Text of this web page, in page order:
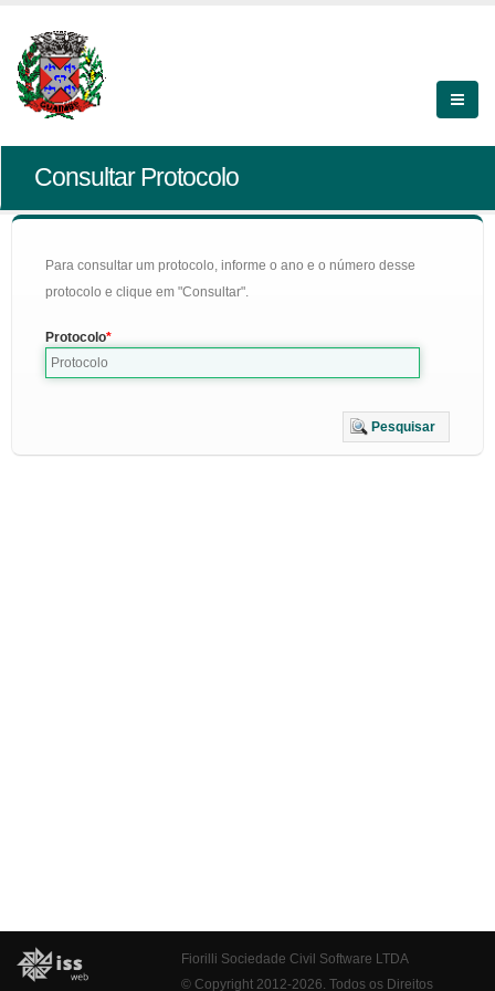
Consultar Protocolo
Para consultar um protocolo, informe o ano e o número desse
protocolo e clique em "Consultar".
Protocolo
Pesquisar
Fiorilli Sociedade Civil Software LTDA
© Copyright 2012-2026. Todos os Direitos